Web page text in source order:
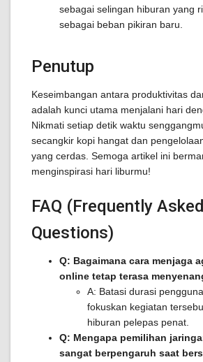
sebagai selingan hiburan yang
sebagai beban pikiran baru.
Penutup
Keseimbangan antara produktivitas
adalah kunci utama menjalani hari
Nikmati setiap detik waktu
secangkir kopi hangat dan
yang cerdas. Semoga artikel ini
menginspirasi hari liburmu!
FAQ (Frequently Asked
Questions)
Q: Bagaimana cara menjaga
online tetap terasa
A: Batasi durasi
fokuskan kegiatan
hiburan pelepas penat.
Q: Mengapa pemilihan
sangat berpengaruh saat